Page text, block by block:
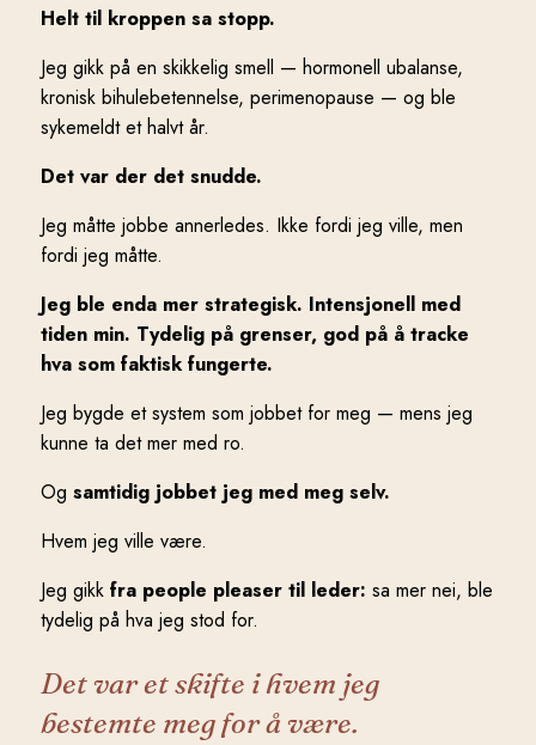
Helt til kroppen sa stopp.
Jeg gikk på en skikkelig smell — hormonell ubalanse,
kronisk bihulebetennelse, perimenopause — og ble
sykemeldt et halvt år.
Det var der det snudde.
Jeg måtte jobbe annerledes. Ikke fordi jeg ville, men
fordi jeg måtte.
Jeg ble enda mer strategisk. Intensjonell med
tiden min. Tydelig på grenser, god på å tracke
hva som faktisk fungerte.
Jeg bygde et system som jobbet for meg — mens jeg
kunne ta det mer med ro.
Og samtidig jobbet jeg med meg selv.
Hvem jeg ville være.
Jeg gikk fra people pleaser til leder: sa mer nei, ble
tydelig på hva jeg stod for.
Det var et skifte i hvem jeg
bestemte meg for å være.